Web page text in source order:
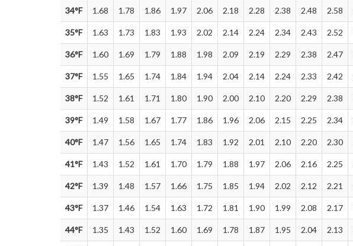
34°F 1.68 1.78 1.86 1.97 2.06 2.18 2.28 2.38 2.48 2.58
35°F 1.63 1.73 1.83 1.93 2.02 2.14 2.24 2.34 2.43 2.52
36°F 1.60 1.69 1.79 1.88 1.98 2.09 2.19 2.29 2.38 2.47
37°F 1.55 1.65 1.74 1.84 1.94 2.04 2.14 2.24 2.33 2.42
38°F 1.52 1.61 1.71 1.80 1.90 2.00 2.10 2.20 2.29 2.38
39°F 1.49 1.58 1.67 1.77 1.86 1.96 2.06 2.15 2.25 2.34
40°F 1.47 1.56 1.65 1.74 1.83 1.92 2.01 2.10 2.20 2.30
41°F 1.43 1.52 1.61 1.70 1.79 1.88 1.97 2.06 2.16 2.25
42°F 1.39 1.48 1.57 1.66 1.75 1.85 1.94 2.02 2.12 2.21
43°F 1.37 1.46 1.54 1.63 1.72 1.81 1.90 1.99 2.08 2.17
44°F 1.35 1.43 1.52 1.60 1.69 1.78 1.87 1.95 2.04 2.13